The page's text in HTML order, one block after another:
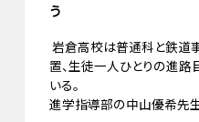
う
岩倉高校は普通科と鉄道
置、生徒一人ひとりの進
いる。
進学指導部の中山優希先